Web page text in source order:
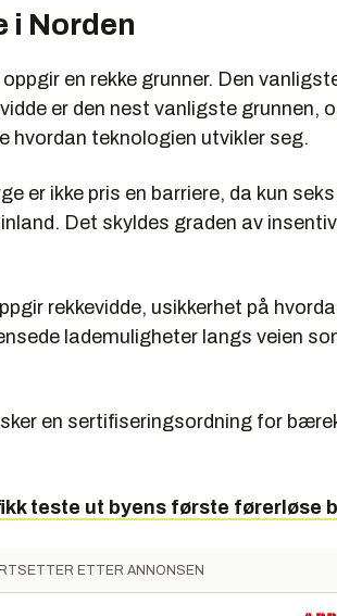
i Norden
en rekke grunner. Den
er den nest vanligste grunnen,
hvordan teknologien utvikler seg.
er ikke pris en barriere, da kun
Det skyldes graden av
rekkevidde, usikkerhet på
lademuligheter langs veien
en sertifiseringsordning for
teste ut byens første førerløse
ETTER ANNONSEN